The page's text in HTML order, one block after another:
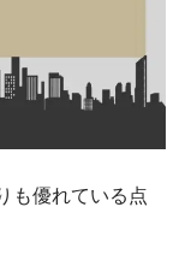
も優れている点